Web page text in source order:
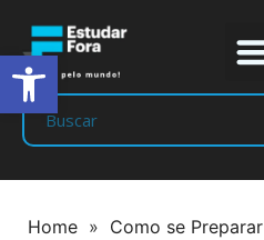
Home » Como se Preparar
Abrir a barra de ferramentas